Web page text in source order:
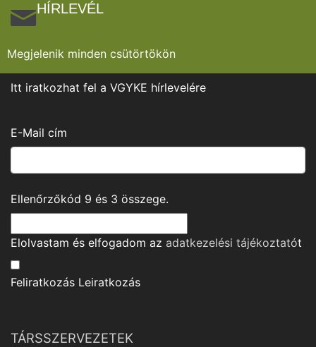
HÍRLEVÉL
Megjelenik minden csütörtökön
Itt iratkozhat fel a VGYKE hírlevelére
E-Mail cím
Ellenőrzőkód 9 és 3 összege.
Elolvastam és elfogadom az adatkezelési tájékoztatót
Feliratkozás Leiratkozás
TÁRSSZERVEZETEK